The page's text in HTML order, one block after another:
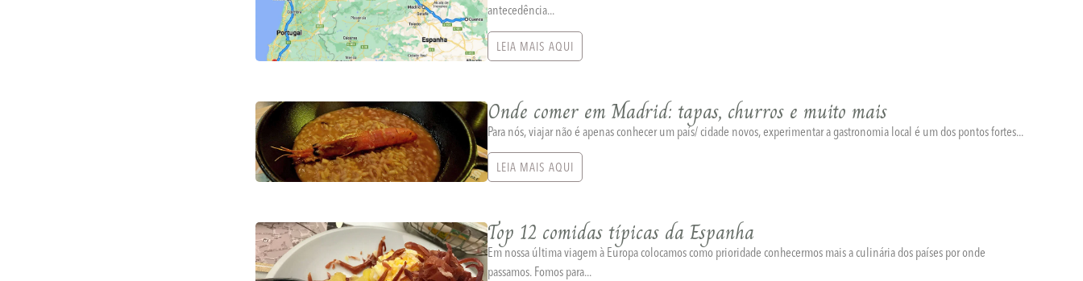
antecedência...
LEIA MAIS AQUI
Onde comer em Madrid: tapas, churros e muito mais
Para nós, viajar não é apenas conhecer um país/ cidade novos, experimentar a gastronomia local é um dos pontos fortes...
LEIA MAIS AQUI
Top 12 comidas típicas da Espanha
Em nossa última viagem à Europa colocamos como prioridade conhecermos mais a culinária dos países por onde
passamos. Fomos para...